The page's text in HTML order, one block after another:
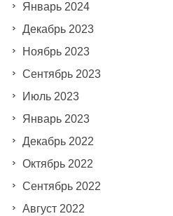
Январь 2024
Декабрь 2023
Ноябрь 2023
Сентябрь 2023
Июль 2023
Январь 2023
Декабрь 2022
Октябрь 2022
Сентябрь 2022
Август 2022